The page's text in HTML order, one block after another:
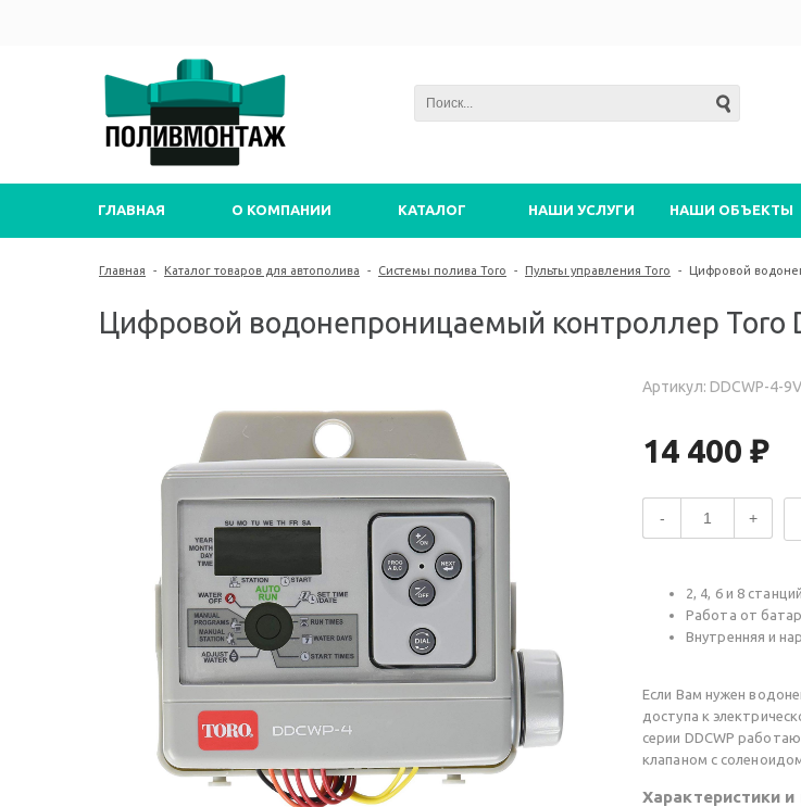
ГЛАВНАЯ О КОМПАНИИ КАТАЛОГ НАШИ УСЛУГИ НАШИ ОБЪЕКТЫ
Главная - Каталог товаров для автополива - Системы полива Toro - Пульты управления Toro - Цифровой
Цифровой водонепроницаемый контроллер Toro
Артикул: DDCWP-4-9V
14 400 ₽
- +
2, 4, 6 и 8 станций
Работа от
Внутренняя и
Если Вам нужен
доступа к
серии DDCWP
клапаном с
Характеристики